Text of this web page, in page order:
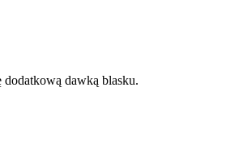
dodatkową dawką blasku.